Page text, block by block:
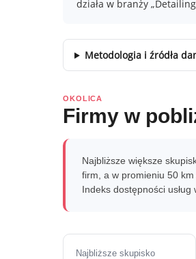
działa w branży
Metodologia i źródła
OKOLICA
Firmy w
Najbliższe większe
firm, a w promieniu 50
Indeks dostępności
Najbliższe skupisko